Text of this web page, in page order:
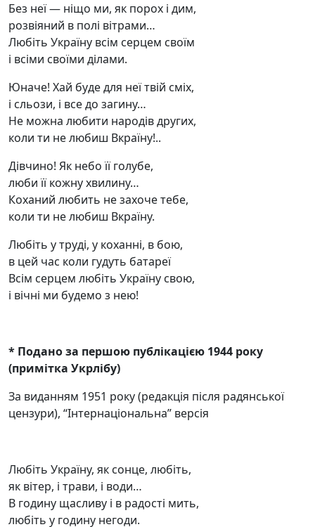
Без неї — ніщо ми, як порох і дим,
розвіяний в полі вітрами…
Любіть Україну всім серцем своїм
і всіми своїми ділами.
Юначе! Хай буде для неї твій сміх,
і сльози, і все до загину…
Не можна любити народів других,
коли ти не любиш Вкраїну!..
Дівчино! Як небо її голубе,
люби її кожну хвилину…
Коханий любить не захоче тебе,
коли ти не любиш Вкраїну.
Любіть у труді, у коханні, в бою,
в цей час коли гудуть батареї
Всім серцем любіть Україну свою,
і вічні ми будемо з нею!
* Подано за першою публікацією 1944 року
(примітка Укрлібу)
За виданням 1951 року (редакція після радянської
цензури), “Інтернаціональна” версія
Любіть Україну, як сонце, любіть,
як вітер, і трави, і води…
В годину щасливу і в радості мить,
любіть у годину негоди.